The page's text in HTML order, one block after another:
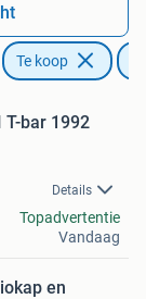
Te koop
T-bar 1992
Details
Topadvertentie
Vandaag
en